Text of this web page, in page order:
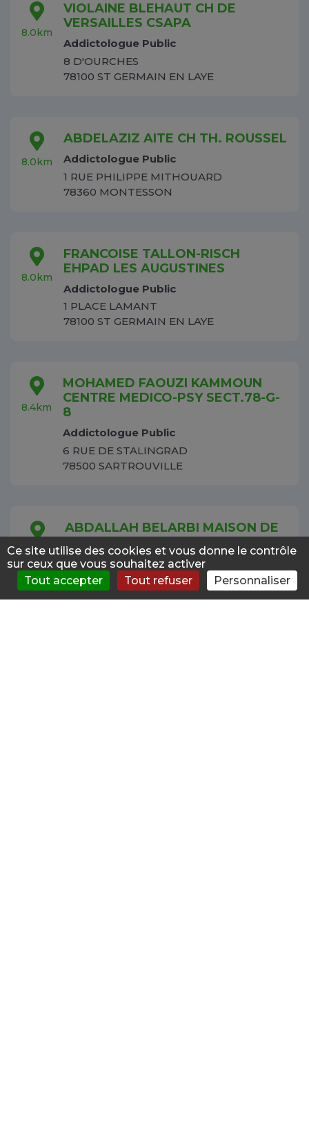
Menu S'évaluer Consulter Forum News
8.0km
VIOLAINE BLEHAUT CH DE
VERSAILLES CSAPA
Addictologue Public
8 D'OURCHES
78100 ST GERMAIN EN LAYE
8.0km
ABDELAZIZ AITE CH TH. ROUSSEL
Addictologue Public
1 RUE PHILIPPE MITHOUARD
78360 MONTESSON
8.0km
FRANCOISE TALLON-RISCH
EHPAD LES AUGUSTINES
Addictologue Public
1 PLACE LAMANT
78100 ST GERMAIN EN LAYE
8.4km
MOHAMED FAOUZI KAMMOUN
CENTRE MEDICO-PSY SECT.78-G-
8
Addictologue Public
6 RUE DE STALINGRAD
78500 SARTROUVILLE
11.3km
ABDALLAH BELARBI MAISON DE
Addictologue Libéral
21 RUE DE LA CROIX DUNY
Ce site utilise des cookies et vous donne le contrôle
sur ceux que vous souhaitez activer
Tout accepter
Tout refuser Personnaliser